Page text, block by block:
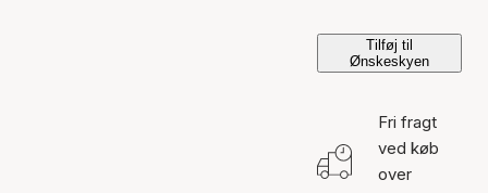
Tilføj til
Ønskeskyen
Fri fragt
ved køb
over